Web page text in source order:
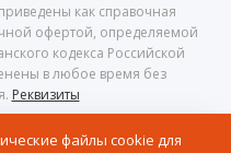
как справочная
офертой, определяемой
кодекса Российской
в любое время без
Реквизиты
полуостров
файлы cookie для